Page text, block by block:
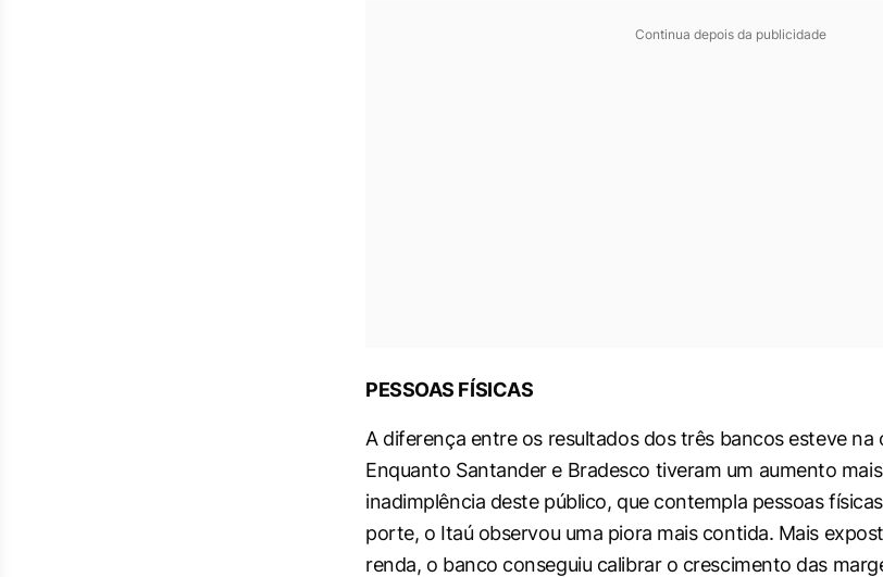
Continua depois da publicidade
PESSOAS FÍSICAS
A diferença entre os resultados dos três bancos esteve na
Enquanto Santander e Bradesco tiveram um aumento
inadimplência deste público, que contempla pessoas
porte, o Itaú observou uma piora mais contida. Mais
renda, o banco conseguiu calibrar o crescimento das